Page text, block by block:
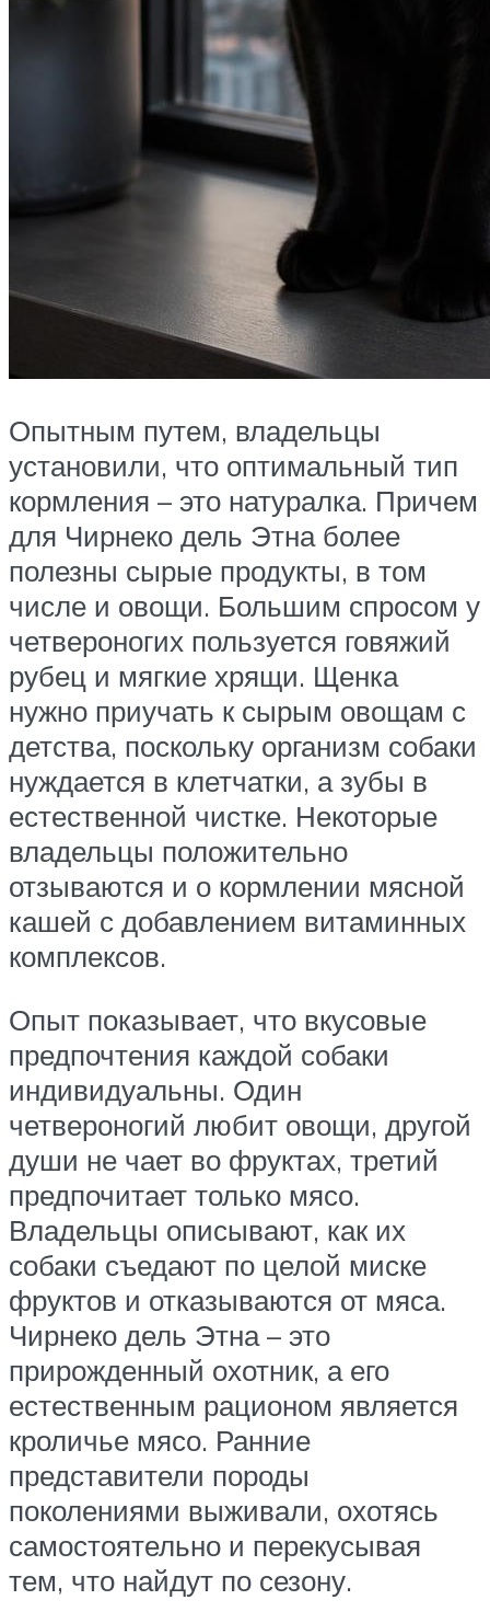
Опытным путем, владельцы
установили, что оптимальный тип
кормления – это натуралка. Причем
для Чирнеко дель Этна более
полезны сырые продукты, в том
числе и овощи. Большим спросом у
четвероногих пользуется говяжий
рубец и мягкие хрящи. Щенка
нужно приучать к сырым овощам с
детства, поскольку организм собаки
нуждается в клетчатки, а зубы в
естественной чистке. Некоторые
владельцы положительно
отзываются и о кормлении мясной
кашей с добавлением витаминных
комплексов.
Опыт показывает, что вкусовые
предпочтения каждой собаки
индивидуальны. Один
четвероногий любит овощи, другой
души не чает во фруктах, третий
предпочитает только мясо.
Владельцы описывают, как их
собаки съедают по целой миске
фруктов и отказываются от мяса.
Чирнеко дель Этна – это
прирожденный охотник, а его
естественным рационом является
кроличье мясо. Ранние
представители породы
поколениями выживали, охотясь
самостоятельно и перекусывая
тем, что найдут по сезону.